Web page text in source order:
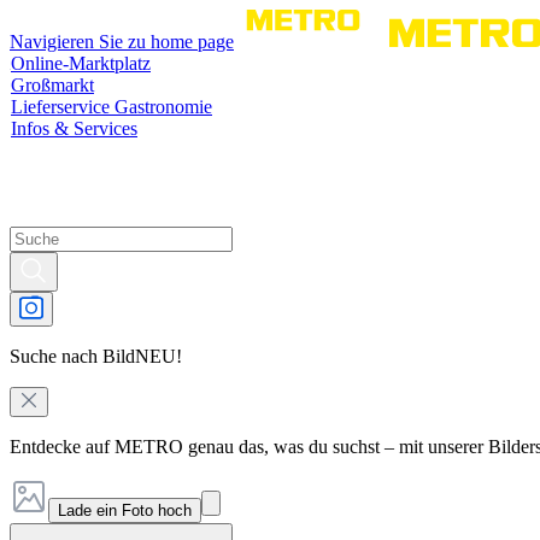
Navigieren Sie zu home page
Online-Marktplatz
Großmarkt
Lieferservice Gastronomie
Infos & Services
Suche nach BildNEU!
Entdecke auf METRO genau das, was du suchst – mit unserer
Lade ein Foto hoch